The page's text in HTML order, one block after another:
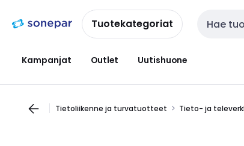
navigointiinsisältöönTuotekategoriat Haku
Kampanjat Outlet Uutishuone
Tietoliikenne ja turvatuotteet Tieto- ja